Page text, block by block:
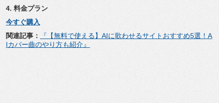
4. 料金プラン
今すぐ購入
関連記事：
『【無料で使える】 AIに歌わせるサイトおすすめ5選！ A
Iカバー曲のやり方も紹介』